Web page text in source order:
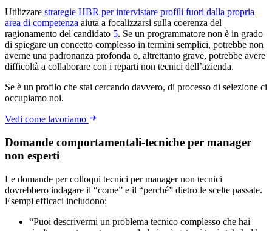
Utilizzare strategie HBR per intervistare profili fuori dalla propria
area di competenza aiuta a focalizzarsi sulla coerenza del
ragionamento del candidato 5. Se un programmatore non è in grado
di spiegare un concetto complesso in termini semplici, potrebbe non
averne una padronanza profonda o, altrettanto grave, potrebbe avere
difficoltà a collaborare con i reparti non tecnici dell’azienda.
Se è un profilo che stai cercando davvero, di processo di selezione ci
occupiamo noi.
Vedi come lavoriamo
Domande comportamentali-tecniche per manager
non esperti
Le domande per colloqui tecnici per manager non tecnici
dovrebbero indagare il “come” e il “perché” dietro le scelte passate.
Esempi efficaci includono:
“Puoi descrivermi un problema tecnico complesso che hai